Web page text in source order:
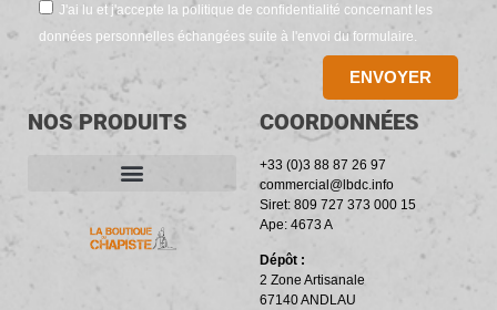
J'ai lu et j'accepte la politique de confidentialité concernant les
données personnelles échangées suite à l'envoi du formulaire.
ENVOYER
NOS PRODUITS COORDONNÉES
+33 (0)3 88 87 26 97
commercial@lbdc.info
Siret: 809 727 373 000 15
Ape: 4673 A
Dépôt :
2 Zone Artisanale
67140 ANDLAU